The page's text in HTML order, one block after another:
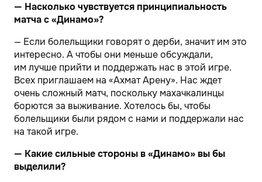
— Насколько чувствуется принципиальность
матча с «Динамо»?
— Если болельщики говорят о дерби, значит им это
интересно. А чтобы они меньше обсуждали,
им лучше прийти и поддержать нас в этой игре.
Всех приглашаем на «Ахмат Арену». Нас ждет
очень сложный матч, поскольку махачкалинцы
борются за выживание. Хотелось бы, чтобы
болельщики были рядом с нами и поддержали нас
на такой игре.
— Какие сильные стороны в «Динамо» вы бы
выделили?